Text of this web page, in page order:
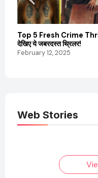
Top 5 Fresh Crime
देखिए ये जबरदस्त थ्रिलर!
February 12, 2025
Web Stories
Elvish Yadav: एक
आम लड़के से यूट्यूबर